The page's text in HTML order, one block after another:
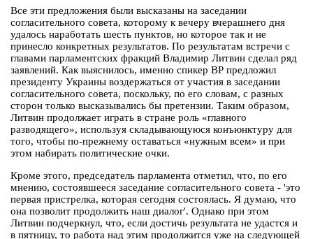
Все эти предложения были высказаны на заседании
согласительного совета, которому к вечеру вчерашнего дня
удалось наработать шесть пунктов, но которое так и не
принесло конкретных результатов. По результатам встречи с
главами парламентских фракций Владимир Литвин сделал ряд
заявлений. Как выяснилось, именно спикер ВР предложил
президенту Украины воздержаться от участия в заседании
согласительного совета, поскольку, по его словам, с разных
сторон только высказывались бы претензии. Таким образом,
Литвин продолжает играть в стране роль «главного
разводящего», используя складывающуюся конъюнктуру для
того, чтобы по-прежнему оставаться «нужным всем» и при
этом набирать политические очки.
Кроме этого, председатель парламента отметил, что, по его
мнению, состоявшееся заседание согласительного совета - 'это
первая пристрелка, которая сегодня состоялась. Я думаю, что
она позволит продолжить наш диалог'. Однако при этом
Литвин подчеркнул, что, если достичь результата не удастся и
в пятницу, то работа над этим продолжится уже на следующей